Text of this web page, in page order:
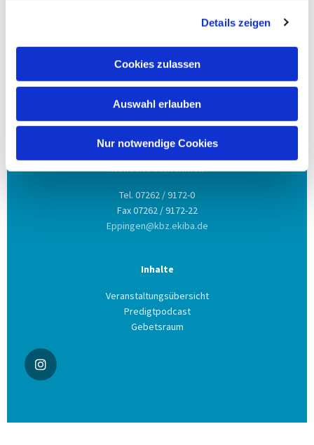
Details zeigen
Cookies zulassen
Auswahl erlauben
Nur notwendige Cookies
Anschrift
Ludwig-Zorn-Str. 12
75031 Eppingen
Kontakt aufnehmen
Tel. 07262 / 9172-0
Fax 07262 / 9172-22
Eppingen@kbz.ekiba.de
Inhalte
Veranstaltungsübersicht
Predigtpodcast
Gebetsraum